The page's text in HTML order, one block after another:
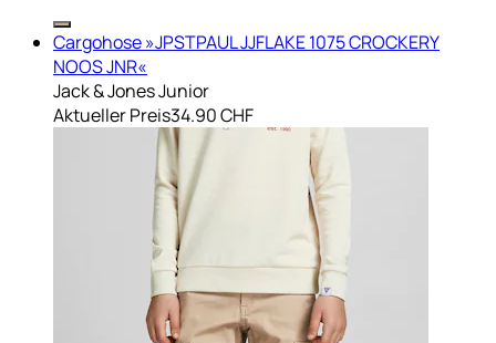
Cargohose »JPSTPAUL JJFLAKE 1075 CROCKERY
NOOS JNR«
Jack & Jones Junior
Aktueller Preis34.90 CHF